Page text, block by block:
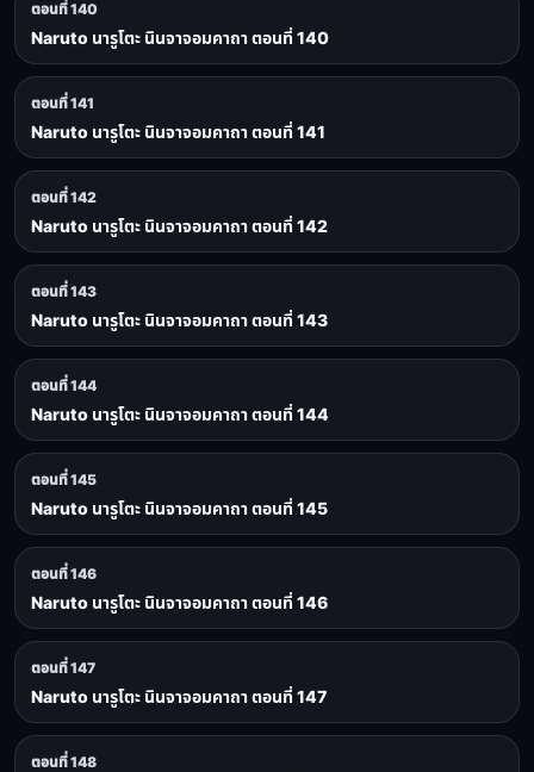
ตอนที่ 140
Naruto นารูโตะ นินจาจอมคาถา ตอนที่ 140
ตอนที่ 141
Naruto นารูโตะ นินจาจอมคาถา ตอนที่ 141
ตอนที่ 142
Naruto นารูโตะ นินจาจอมคาถา ตอนที่ 142
ตอนที่ 143
Naruto นารูโตะ นินจาจอมคาถา ตอนที่ 143
ตอนที่ 144
Naruto นารูโตะ นินจาจอมคาถา ตอนที่ 144
ตอนที่ 145
Naruto นารูโตะ นินจาจอมคาถา ตอนที่ 145
ตอนที่ 146
Naruto นารูโตะ นินจาจอมคาถา ตอนที่ 146
ตอนที่ 147
Naruto นารูโตะ นินจาจอมคาถา ตอนที่ 147
ตอนที่ 148